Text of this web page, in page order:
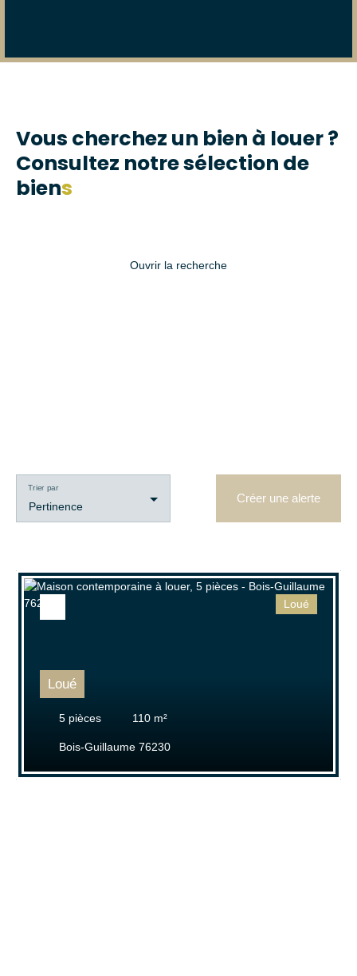
Vous cherchez un bien à louer ?
Consultez notre sélection de
biens
Ouvrir la recherche
Loyer max (€/mois)
Pertinence
Trier par
Créer une alerte
Loué
5 pièces 110 m²
Bois-Guillaume 76230
Loué